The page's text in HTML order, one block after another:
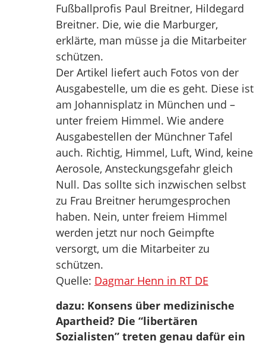
Fußballprofis Paul Breitner, Hildegard
Breitner. Die, wie die Marburger,
erklärte, man müsse ja die Mitarbeiter
schützen.
Der Artikel liefert auch Fotos von der
Ausgabestelle, um die es geht. Diese ist
am Johannisplatz in München und –
unter freiem Himmel. Wie andere
Ausgabestellen der Münchner Tafel
auch. Richtig, Himmel, Luft, Wind, keine
Aerosole, Ansteckungsgefahr gleich
Null. Das sollte sich inzwischen selbst
zu Frau Breitner herumgesprochen
haben. Nein, unter freiem Himmel
werden jetzt nur noch Geimpfte
versorgt, um die Mitarbeiter zu
schützen.
Quelle: Dagmar Henn in RT DE
dazu: Konsens über medizinische
Apartheid? Die “libertären
Sozialisten” treten genau dafür ein